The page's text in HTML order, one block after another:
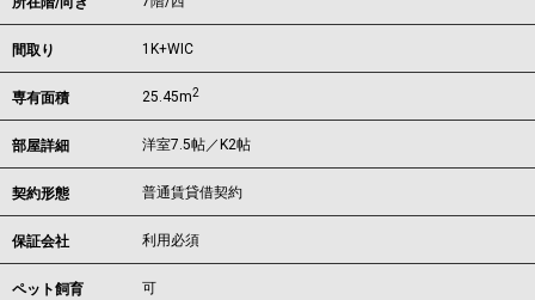
間取り 1K+WIC
専有面積 25.45m2
部屋詳細 洋室7.5帖／K2帖
契約形態 普通賃貸借契約
保証会社 利用必須
ペット飼育
可